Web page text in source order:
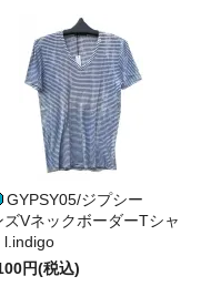
GYPSY05/ジプシー
ズVネックボーダーTシャ
円(税込)